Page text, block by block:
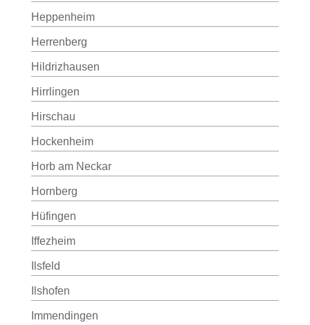
Heppenheim
Herrenberg
Hildrizhausen
Hirrlingen
Hirschau
Hockenheim
Horb am Neckar
Hornberg
Hüfingen
Iffezheim
Ilsfeld
Ilshofen
Immendingen